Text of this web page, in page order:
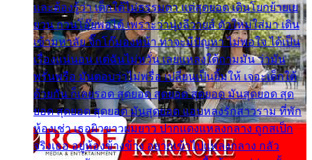
และต้องรู้ว่า เด็กใต้ไม่ธรรมดา แต่สุดยอด เดินโยกย้ายเย
ยวน กวนโอ๊ยพอได้ เพราะว่านุ่งลีวายส์ ตัวใหม่ใส่มา เดิน
เข้ามหาลัย จิ๊กโก๊มองหน้า ท่าจะมีปัญหา ไม่พอใจ ได้เป็น
เรื่องแน่นอน แต่ฉันไม่หวั่น เลยแหลงใต้ถามมัน ว่ามัน
พรั่นพรือ มันตอบว่าไม่พรื่อ เปลี่ยนเป็นยิ้มให้ เจอะเด็กใต้
ด้วยกัน ก็เลยรอด สุดยอด สุดยอด สุดยอด มันสุดยอด สุด
ยอด สุดยอด สุดยอด มันสุดยอด แอบหลงรักสาวราม ที่พัก
ห้องเช่า เธอผิวขาวผมยาว ปากแดงแหลงกลาง ถูกสเป็ก
จริงเธอ อยู่ห้องข้างข้าง อยากเข้าไปแหลงกลาง กลัว